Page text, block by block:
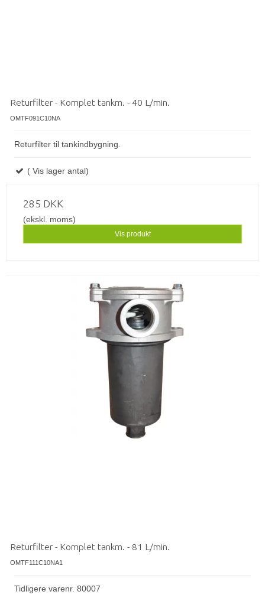
Returfilter - Komplet tankm. - 40 L/min.
OMTF091C10NA
Returfilter til tankindbygning.
( Vis lager antal)
285 DKK
(ekskl. moms)
Vis produkt
Returfilter - Komplet tankm. - 81 L/min.
OMTF111C10NA1
Tidligere varenr. 80007